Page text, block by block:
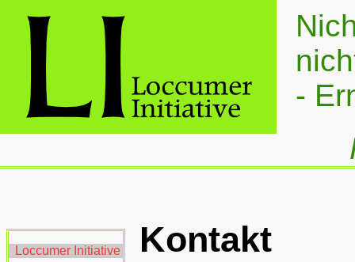
-
Loccumer Initiative Kontakt